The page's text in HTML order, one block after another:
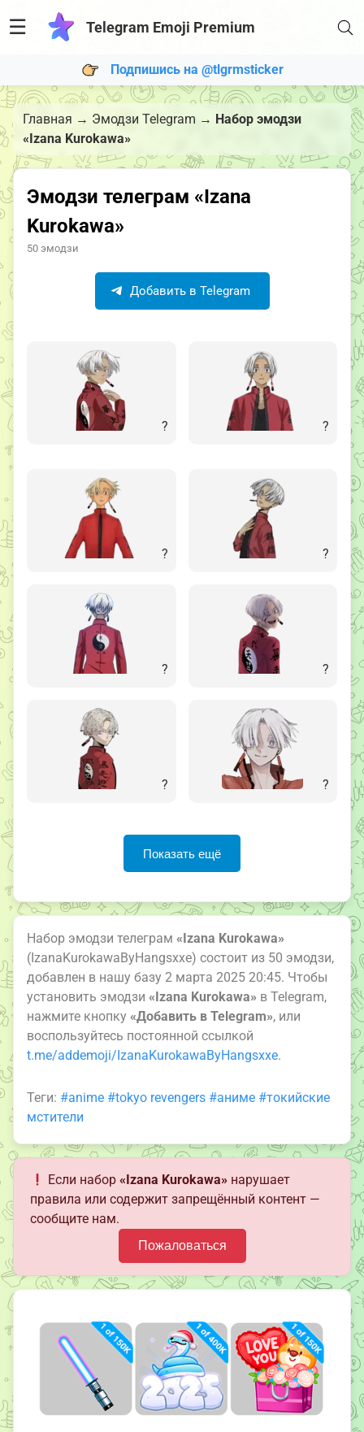
☰ Telegram Emoji Premium
Подпишись на @tlgrmsticker
Главная → Эмодзи Telegram → Набор эмодзи
«Izana Kurokawa»
Эмодзи телеграм «Izana
Kurokawa»
50 эмодзи
Добавить в Telegram
? ?
? ?
? ?
? ?
Показать ещё
Набор эмодзи телеграм «Izana Kurokawa»
(IzanaKurokawaByHangsxxe) состоит из 50 эмодзи,
добавлен в нашу базу 2 марта 2025 20:45. Чтобы
установить эмодзи «Izana Kurokawa» в Telegram,
нажмите кнопку «Добавить в Telegram», или
воспользуйтесь постоянной ссылкой
t.me/addemoji/IzanaKurokawaByHangsxxe.
Теги: #anime #tokyo revengers #аниме #токийские
мстители
Если набор«Izana Kurokawa» нарушает
правила или содержит запрещённый контент —
сообщите нам.
Пожаловаться